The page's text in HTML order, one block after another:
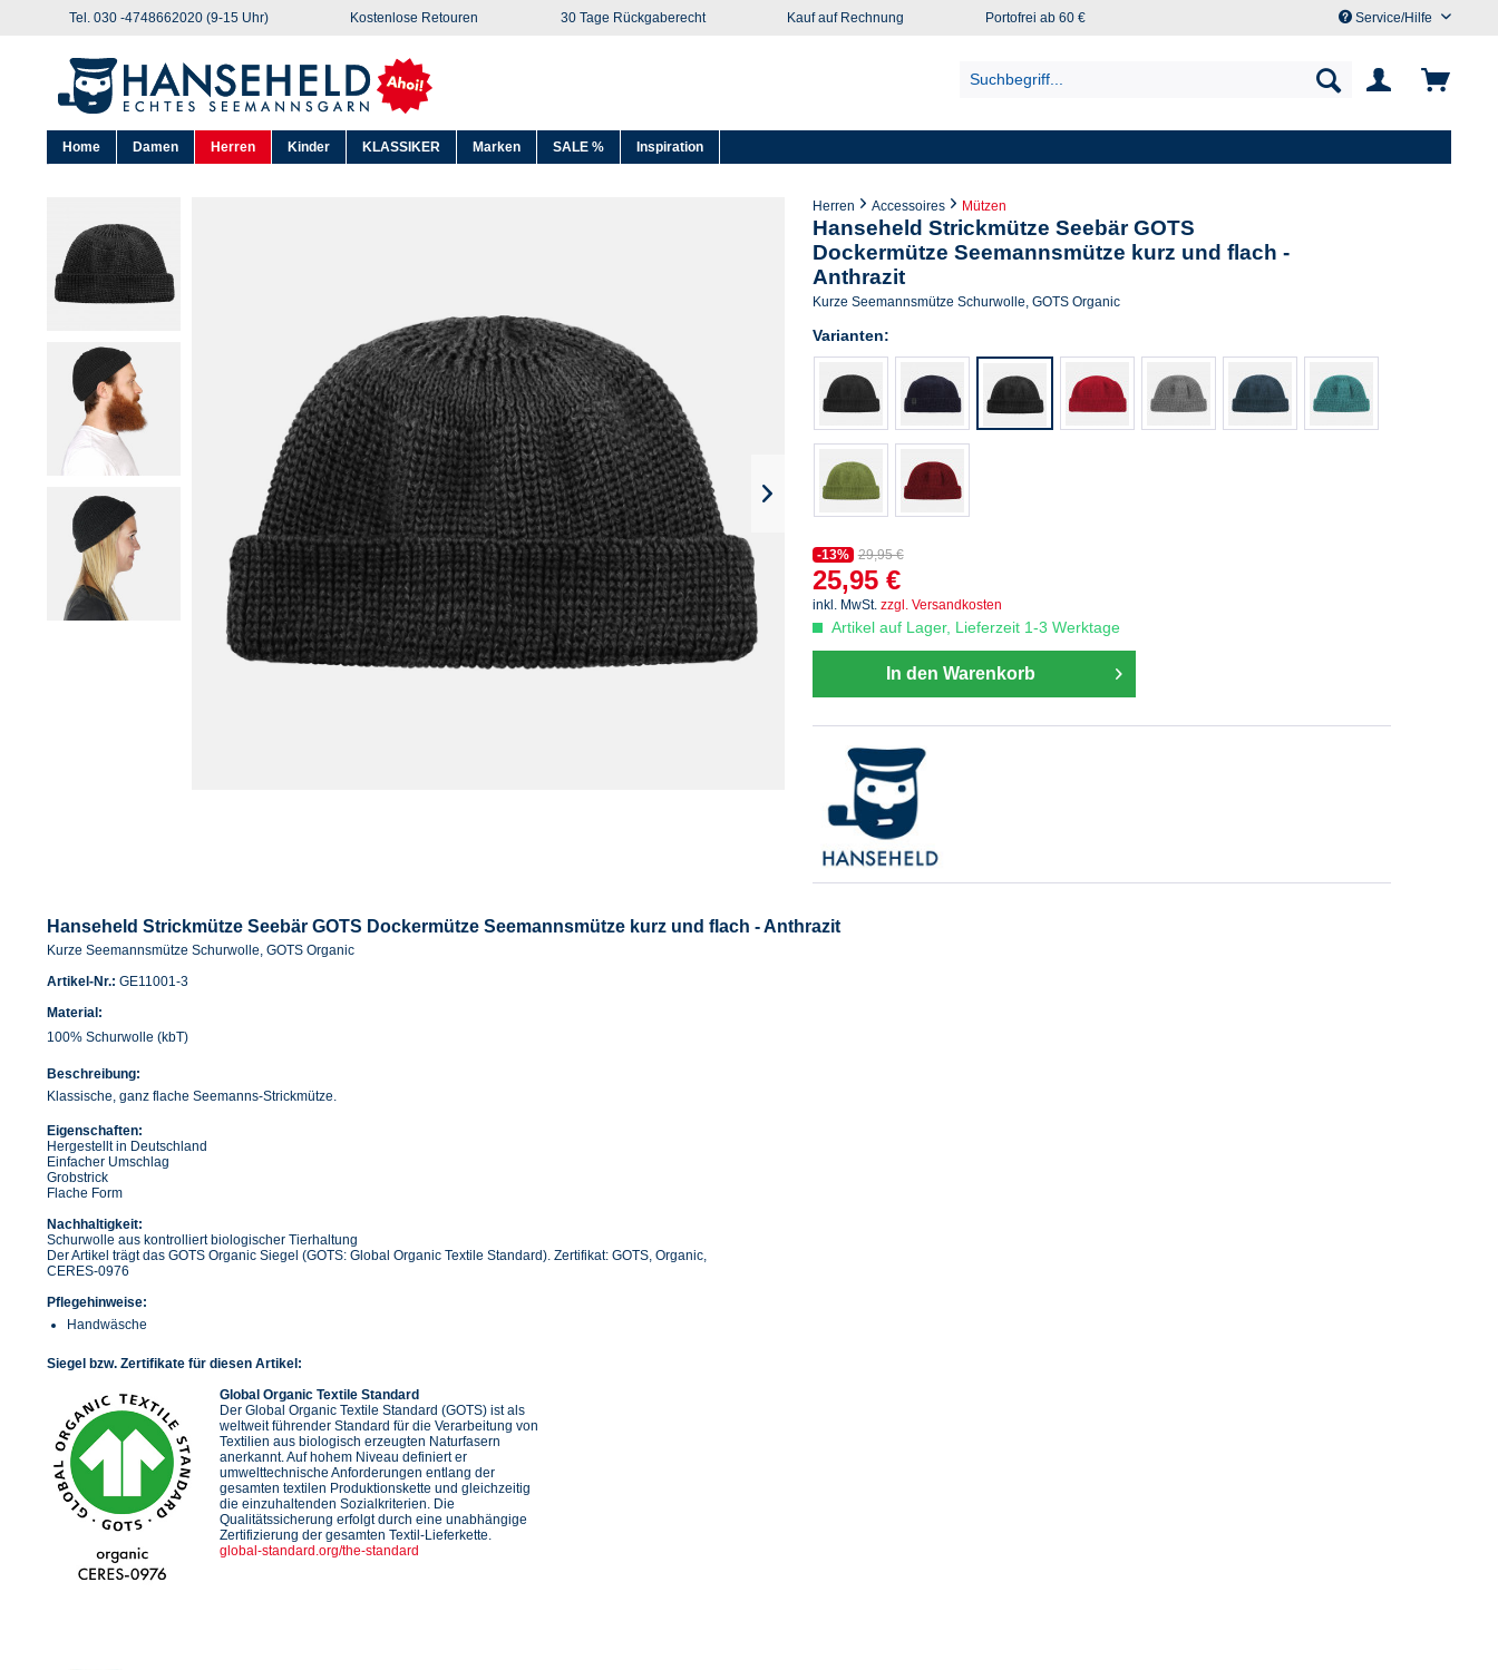
Tel. 030 -4748662020 (9-15 Uhr) Kostenlose Retouren 30 Tage Rückgaberecht Kauf auf Rechnung Portofrei ab 60 € Service/Hilfe
Home Damen Herren Kinder KLASSIKER Marken SALE % Inspiration
Herren Accessoires Mützen
Hanseheld Strickmütze Seebär GOTS
Dockermütze Seemannsmütze kurz und flach -
Anthrazit
Kurze Seemannsmütze Schurwolle, GOTS Organic
Varianten:
-13% 29,95 €
25,95 €
inkl. MwSt. zzgl. Versandkosten
Artikel auf Lager, Lieferzeit 1-3 Werktage
In den Warenkorb
Hanseheld Strickmütze Seebär GOTS Dockermütze Seemannsmütze kurz und flach - Anthrazit
Kurze Seemannsmütze Schurwolle, GOTS Organic
Artikel-Nr.: GE11001-3
Material:
100% Schurwolle (kbT)
Beschreibung:
Klassische, ganz flache Seemanns-Strickmütze.
Eigenschaften:
Hergestellt in Deutschland
Einfacher Umschlag
Grobstrick
Flache Form
Nachhaltigkeit:
Schurwolle aus kontrolliert biologischer Tierhaltung
Der Artikel trägt das GOTS Organic Siegel (GOTS: Global Organic Textile Standard). Zertifikat: GOTS, Organic,
CERES-0976
Pflegehinweise:
Handwäsche
Siegel bzw. Zertifikate für diesen Artikel:
Global Organic Textile Standard
Der Global Organic Textile Standard (GOTS) ist als
weltweit führender Standard für die Verarbeitung von
Textilien aus biologisch erzeugten Naturfasern
anerkannt. Auf hohem Niveau definiert er
umwelttechnische Anforderungen entlang der
gesamten textilen Produktionskette und gleichzeitig
die einzuhaltenden Sozialkriterien. Die
Qualitätssicherung erfolgt durch eine unabhängige
Zertifizierung der gesamten Textil-Lieferkette.
global-standard.org/the-standard